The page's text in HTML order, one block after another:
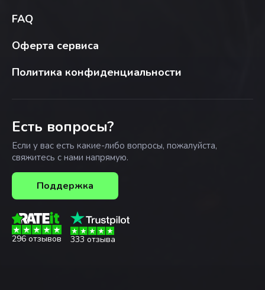
FAQ
Оферта сервиса
Политика конфиденциальности
Есть вопросы?
Если у вас есть какие-либо вопросы, пожалуйста,
свяжитесь с нами напрямую.
Поддержка
296 отзывов 333 отзыва